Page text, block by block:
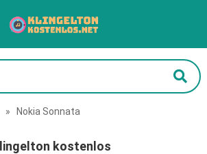
» Nokia Sonnata
kostenlos